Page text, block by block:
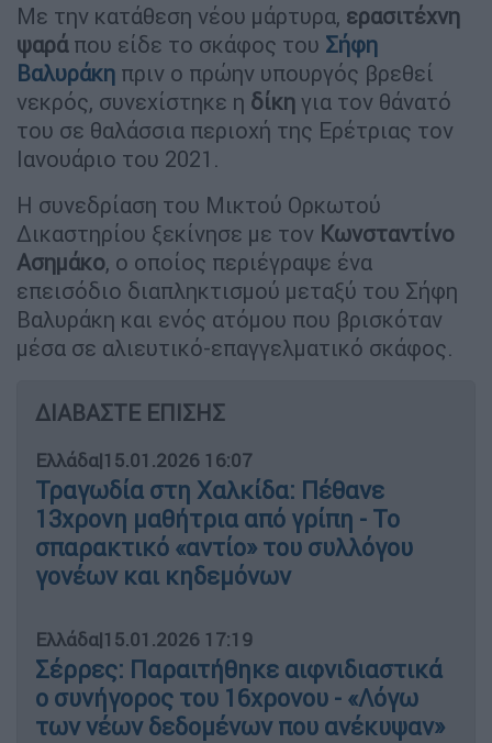
Με την κατάθεση νέου μάρτυρα, ερασιτέχνη
ψαράπου είδε το σκάφος του Σήφη
Βαλυράκη πριν ο πρώην υπουργός βρεθεί
νεκρός, συνεχίστηκε η δίκη για τον θάνατό
του σε θαλάσσια περιοχή της Ερέτριας τον
Ιανουάριο του 2021.
Η συνεδρίαση του Μικτού Ορκωτού
Δικαστηρίου ξεκίνησε με τον Κωνσταντίνο
Ασημάκο, ο οποίος περιέγραψε ένα
επεισόδιο διαπληκτισμού μεταξύ του Σήφη
Βαλυράκη και ενός ατόμου που βρισκόταν
μέσα σε αλιευτικό-επαγγελματικό σκάφος.
ΔΙΑΒΑΣΤΕ ΕΠΙΣΗΣ
Ελλάδα|15.01.2026 16:07
Τραγωδία στη Χαλκίδα: Πέθανε
13χρονη μαθήτρια από γρίπη - Το
σπαρακτικό «αντίο» του συλλόγου
γονέων και κηδεμόνων
Ελλάδα|15.01.2026 17:19
Σέρρες: Παραιτήθηκε αιφνιδιαστικά
ο συνήγορος του 16χρονου - «Λόγω
των νέων δεδομένων που ανέκυψαν»